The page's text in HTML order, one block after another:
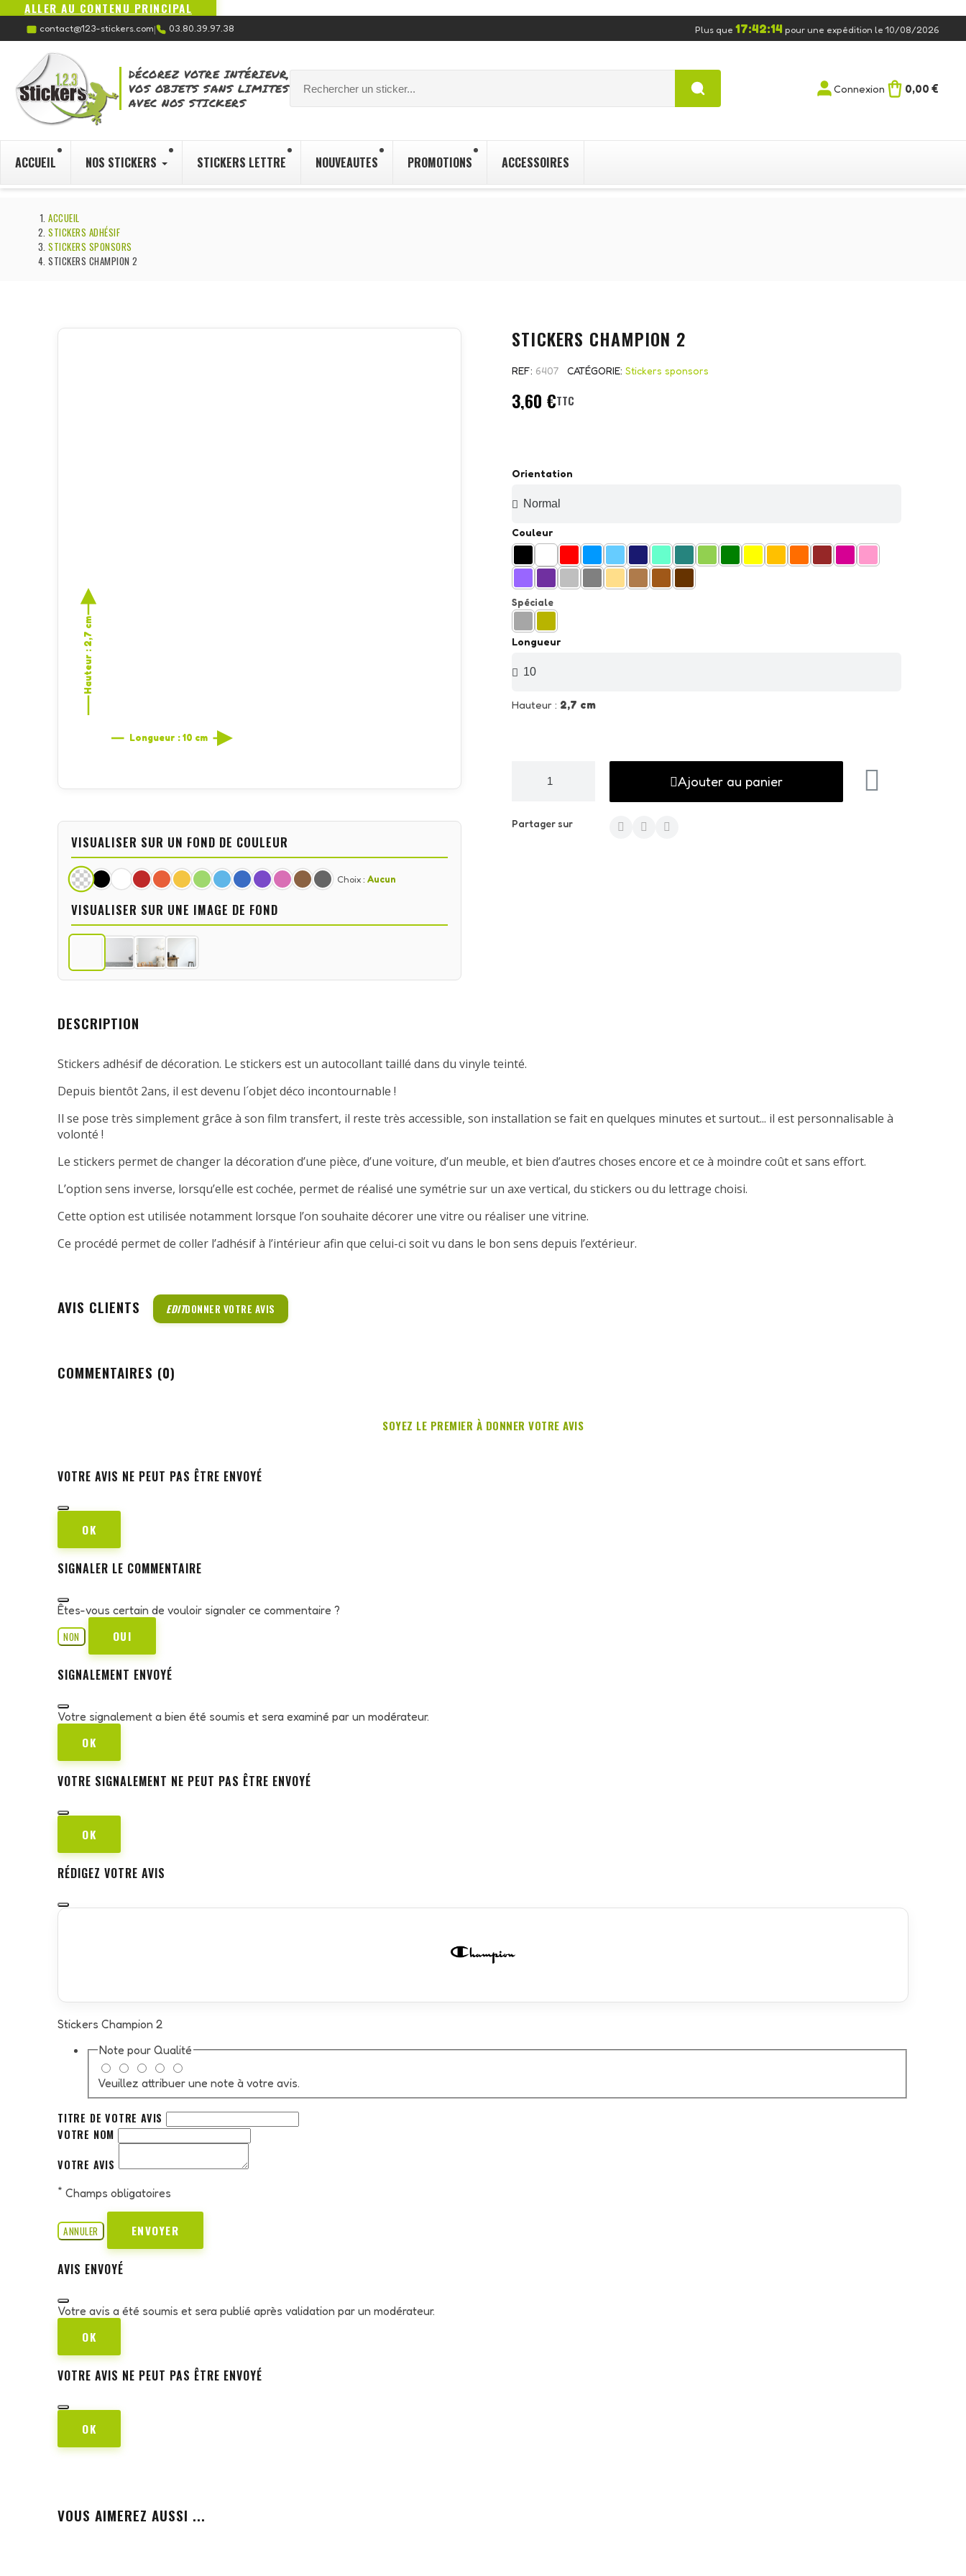
ALLER AU CONTENU PRINCIPAL
contact@123-stickers.com| 03.80.39.97.38 Plus que 17:42:13 pour une expédition le 10/08/2026
DÉCOREZ VOTRE INTÉRIEUR,
VOS OBJETS SANS LIMITES
AVEC NOS STICKERS
Connexion 0,00 €
ACCUEIL NOS STICKERS STICKERS LETTRE NOUVEAUTES PROMOTIONS ACCESSOIRES
ACCUEIL
STICKERS ADHÉSIF
STICKERS SPONSORS
STICKERS CHAMPION 2
Hauteur : 2,7 cm
Longueur : 10 cm
VISUALISER SUR UN FOND DE COULEUR
Choix : Aucun
VISUALISER SUR UNE IMAGE DE FOND
STICKERS CHAMPION 2
REF 6407 CATÉGORIE Stickers sponsors
3,60 €TTC
Orientation
Couleur
Spéciale
Longueur
Hauteur : 2,7 cm
Ajouter au panier
Partager sur
DESCRIPTION
Stickers adhésif de décoration. Le stickers est un autocollant taillé dans du vinyle teinté.
Depuis bientôt 2ans, il est devenu l´objet déco incontournable !
Il se pose très simplement grâce à son film transfert, il reste très accessible, son installation se fait en quelques minutes et surtout... il est personnalisable à
volonté !
Le stickers permet de changer la décoration d’une pièce, d’une voiture, d’un meuble, et bien d’autres choses encore et ce à moindre coût et sans effort.
L’option sens inverse, lorsqu’elle est cochée, permet de réalisé une symétrie sur un axe vertical, du stickers ou du lettrage choisi.
Cette option est utilisée notamment lorsque l’on souhaite décorer une vitre ou réaliser une vitrine.
Ce procédé permet de coller l’adhésif à l’intérieur afin que celui-ci soit vu dans le bon sens depuis l’extérieur.
AVIS CLIENTS EDITDONNER VOTRE AVIS
COMMENTAIRES (0)
SOYEZ LE PREMIER À DONNER VOTRE AVIS
VOTRE AVIS NE PEUT PAS ÊTRE ENVOYÉ
OK
SIGNALER LE COMMENTAIRE
Êtes-vous certain de vouloir signaler ce commentaire ?
NON
OUI
SIGNALEMENT ENVOYÉ
Votre signalement a bien été soumis et sera examiné par un modérateur.
OK
VOTRE SIGNALEMENT NE PEUT PAS ÊTRE ENVOYÉ
OK
RÉDIGEZ VOTRE AVIS
Stickers Champion 2
Note pour Qualité
Veuillez attribuer une note à votre avis.
TITRE DE VOTRE AVIS
VOTRE NOM
VOTRE AVIS
* Champs obligatoires
ANNULER ENVOYER
AVIS ENVOYÉ
Votre avis a été soumis et sera publié après validation par un modérateur.
OK
VOTRE AVIS NE PEUT PAS ÊTRE ENVOYÉ
OK
VOUS AIMEREZ AUSSI ...